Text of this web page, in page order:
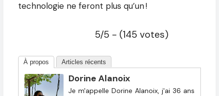
technologie ne feront plus qu’un !
5/5 - (145 votes)
À propos Articles récents
Dorine Alanoix
Je m'appelle Dorine Alanoix, j'ai 36 ans